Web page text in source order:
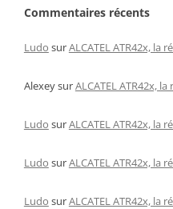
Commentaires récents
Ludo surALCATEL ATR42x, la
AlexeysurALCATEL ATR42x,
Ludo surALCATEL ATR42x, la
Ludo surALCATEL ATR42x, la
Ludo surALCATEL ATR42x, la